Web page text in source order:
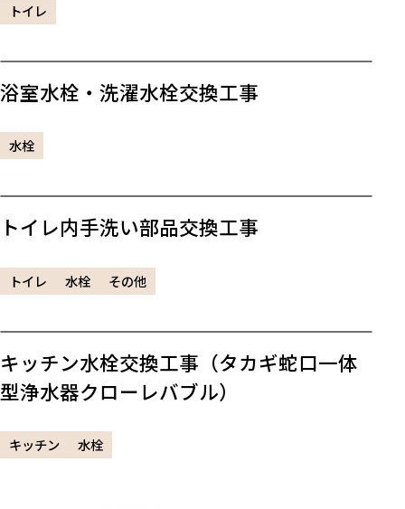
トイレ
浴室水栓・洗濯水栓交換工事
水栓
トイレ内手洗い部品交換工事
トイレ 水栓 その他
キッチン水栓交換工事（タカギ蛇口一体
型浄水器クローレバブル）
キッチン 水栓